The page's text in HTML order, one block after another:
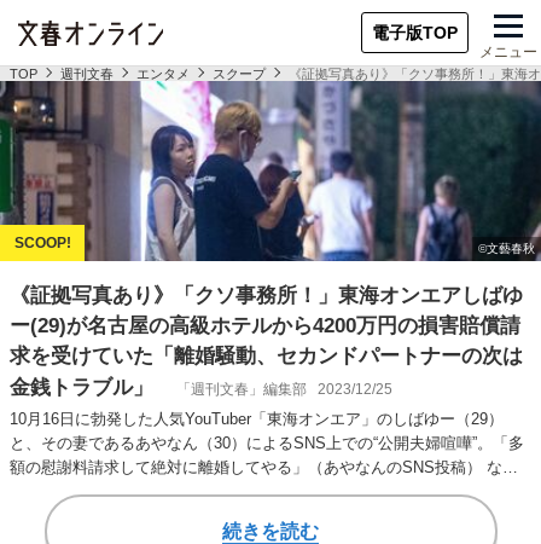
電子版TOP
メニュー
TOP 週刊文春 エンタメ スクープ 《証拠写真あり》「クソ事務所！」東海
《証拠写真あり》「クソ事務所！」東海オンエアしばゆ
ー(29)が名古屋の高級ホテルから4200万円の損害賠償請
求を受けていた「離婚騒動、セカンドパートナーの次は
金銭トラブル」
「週刊文春」編集部 2023/12/25
10月16日に勃発した人気YouTuber「東海オンエア」のしばゆー（29）
と、その妻であるあやなん（30）によるSNS上での“公開夫婦喧嘩”。「多
額の慰謝料請求して絶対に離婚してやる」（あやなんのSNS投稿） な…
続きを読む